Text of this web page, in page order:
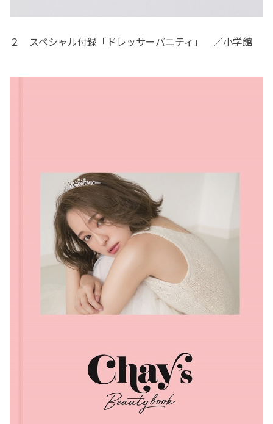
２ スペシャル付録「ドレッサーバニティ」 ／小学館